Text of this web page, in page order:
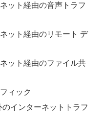
ット経由の音声トラフ
ット経由のリモート デ
ット経由のファイル共
ィック
インターネットトラフ